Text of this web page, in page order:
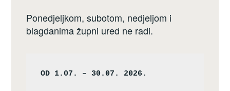
Ponedjeljkom, subotom, nedjeljom i
blagdanima župni ured ne radi.
OD 1.07. – 30.07. 2026.